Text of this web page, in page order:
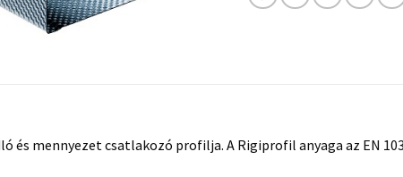
és mennyezet csatlakozó profilja. A Rigiprofil anyaga az EN